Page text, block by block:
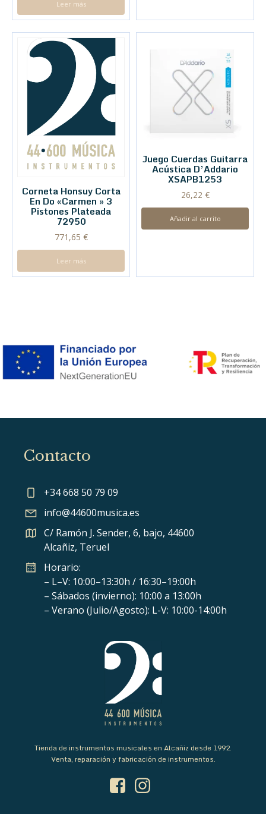
Leer más
Corneta Honsuy Corta
En Do «Carmen » 3
Pistones Plateada
72950
771,65 €
Leer más
Juego Cuerdas Guitarra
Acústica D’Addario
XSAPB1253
26,22 €
Añadir al carrito
Contacto
+34 668 50 79 09
info@44600musica.es
C/ Ramón J. Sender, 6, bajo, 44600
Alcañiz, Teruel
Horario:
– L–V: 10:00–13:30h / 16:30–19:00h
– Sábados (invierno): 10:00 a 13:00h
– Verano (Julio/Agosto): L-V: 10:00-14:00h
Tienda de instrumentos musicales en Alcañiz desde 1992.
Venta, reparación y fabricación de instrumentos.